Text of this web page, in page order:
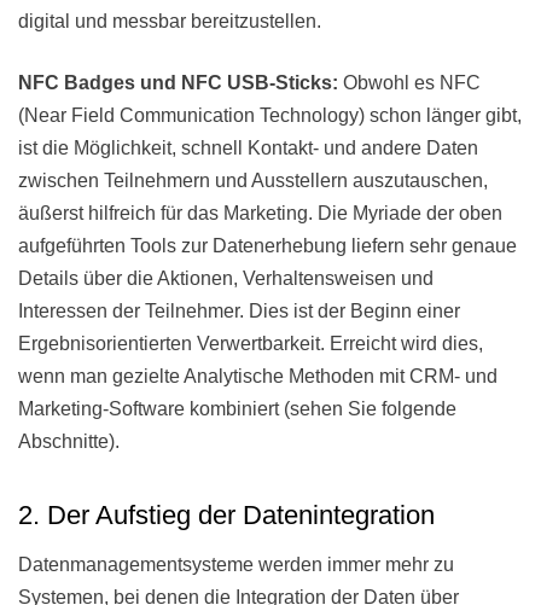
digital und messbar bereitzustellen.
NFC Badges und NFC USB-Sticks: Obwohl es NFC
(Near Field Communication Technology) schon länger gibt,
ist die Möglichkeit, schnell Kontakt- und andere Daten
zwischen Teilnehmern und Ausstellern auszutauschen,
äußerst hilfreich für das Marketing. Die Myriade der oben
aufgeführten Tools zur Datenerhebung liefern sehr genaue
Details über die Aktionen, Verhaltensweisen und
Interessen der Teilnehmer. Dies ist der Beginn einer
Ergebnisorientierten Verwertbarkeit. Erreicht wird dies,
wenn man gezielte Analytische Methoden mit CRM- und
Marketing-Software kombiniert (sehen Sie folgende
Abschnitte).
2. Der Aufstieg der Datenintegration
Datenmanagementsysteme werden immer mehr zu
Systemen, bei denen die Integration der Daten über